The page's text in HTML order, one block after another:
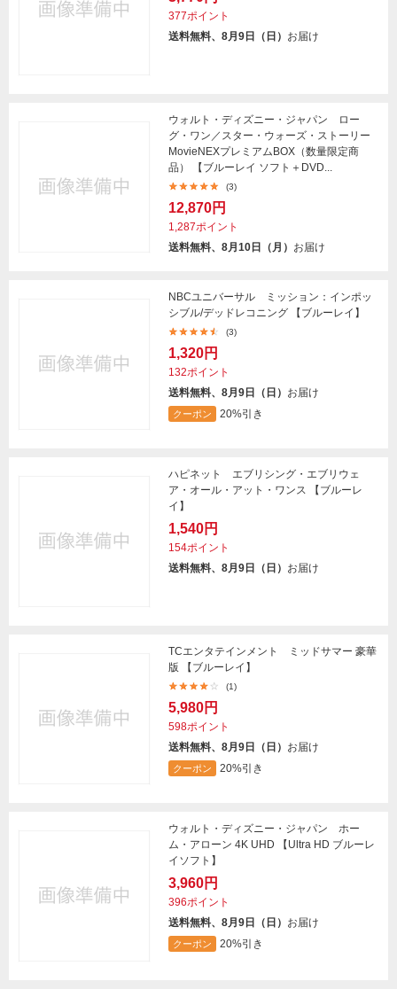
377ポイント
送料無料、8月9日（日） お届け
ウォルト・ディズニー・ジャパン ロー
グ・ワン／スター・ウォーズ・ストーリー
MovieNEXプレミアムBOX（数量限定商
品） 【ブルーレイ ソフト＋DVD...
(3)
12,870円
1,287ポイント
送料無料、8月10日（月） お届け
NBCユニバーサル ミッション：インポッ
シブル/デッドレコニング 【ブルーレイ】
(3)
1,320円
132ポイント
送料無料、8月9日（日） お届け
クーポン 20%引き
ハピネット エブリシング・エブリウェ
ア・オール・アット・ワンス 【ブルーレ
イ】
1,540円
154ポイント
送料無料、8月9日（日） お届け
TCエンタテインメント ミッドサマー 豪華
版 【ブルーレイ】
(1)
5,980円
598ポイント
送料無料、8月9日（日） お届け
クーポン 20%引き
ウォルト・ディズニー・ジャパン ホー
ム・アローン 4K UHD 【Ultra HD ブルーレ
イソフト】
3,960円
396ポイント
送料無料、8月9日（日） お届け
クーポン 20%引き